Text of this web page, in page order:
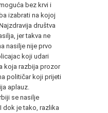
bez krvi i
izabrati na kojoj
društva
jer takva ne
nasilje nije prvo
koji udari
koja razbija prozor
političar koji prijeti
aplauz.
se nasilje
dok je tako, razlika